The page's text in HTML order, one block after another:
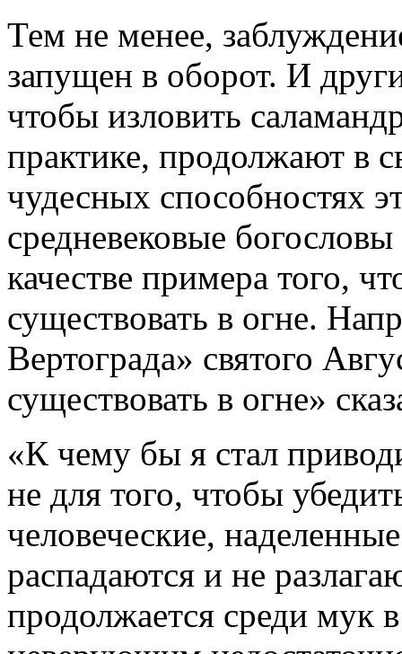
Тем не менее,
запущен в оборот. И
чтобы изловить
практике, продолжают в
чудесных способностях
средневековые
качестве примера того,
существовать в огне.
Вертограда» святого
существовать в огне»
«К чему бы я стал
не для того, чтобы
человеческие,
распадаются и не
продолжается среди мук